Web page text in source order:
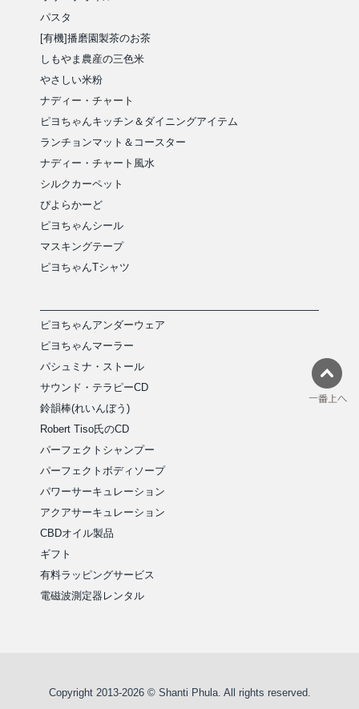
パスタ
[有機]播磨園製茶のお茶
しもやま農産の三色米
やさしい米粉
ナディー・チャート
ピヨちゃんキッチン＆ダイニングアイテム
ランチョンマット＆コースター
ナディー・チャート風水
シルクカーペット
ぴよらかーど
ピヨちゃんシール
マスキングテープ
ピヨちゃんTシャツ
ピヨちゃんアンダーウェア
ピヨちゃんマーラー
パシュミナ・ストール
サウンド・テラピーCD
鈴韻棒(れいんぼう)
Robert Tiso氏のCD
パーフェクトシャンプー
パーフェクトボディソープ
パワーサーキュレーション
アクアサーキュレーション
CBDオイル製品
ギフト
有料ラッピングサービス
電磁波測定器レンタル
Copyright 2013-2026 © Shanti Phula. All rights reserved.